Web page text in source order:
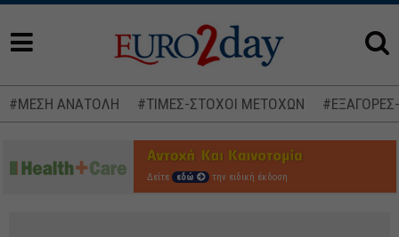
#ΜΕΣΗ ΑΝΑΤΟΛΗ #ΤΙΜΕΣ-ΣΤΟΧΟΙ ΜΕΤΟΧΩΝ
Δείτε εδώ την ειδική έκδοση